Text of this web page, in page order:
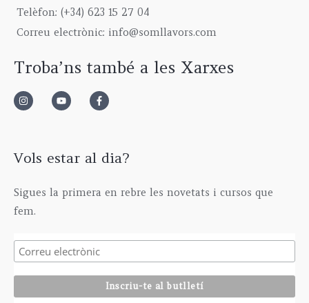
Telèfon: (+34) 623 15 27 04
Correu electrònic: info@somllavors.com
Troba’ns també a les Xarxes
Vols estar al dia?
Sigues la primera en rebre les novetats i cursos que
fem.